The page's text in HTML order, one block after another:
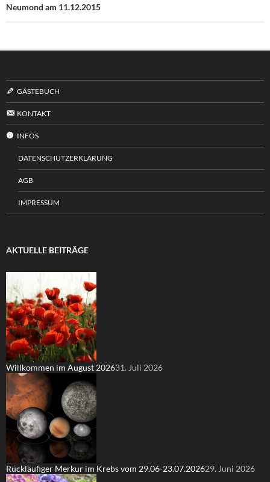
Neumond am 11.12.2015
GÄSTEBUCH
KONTAKT
INFOS
DATENSCHUTZERKLÄRUNG
AGB
IMPRESSUM
AKTUELLE BEITRÄGE
Willkommen im August 202631. Juli 2026
Rückläufiger Merkur im Krebs vom 29.06-23.07.202629. Juni 2026